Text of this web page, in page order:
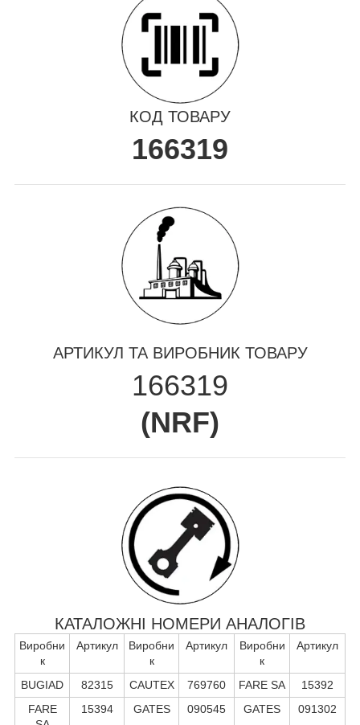
КОД ТОВАРУ
166319
АРТИКУЛ ТА ВИРОБНИК ТОВАРУ
166319
(NRF)
КАТАЛОЖНІ НОМЕРИ АНАЛОГІВ
Виробни
к
Артикул
Виробни
к
Артикул
Виробни
к
Артикул
BUGIAD 82315 CAUTEX 769760 FARE SA
15392
FARE
15394 GATES 090545 GATES 091302